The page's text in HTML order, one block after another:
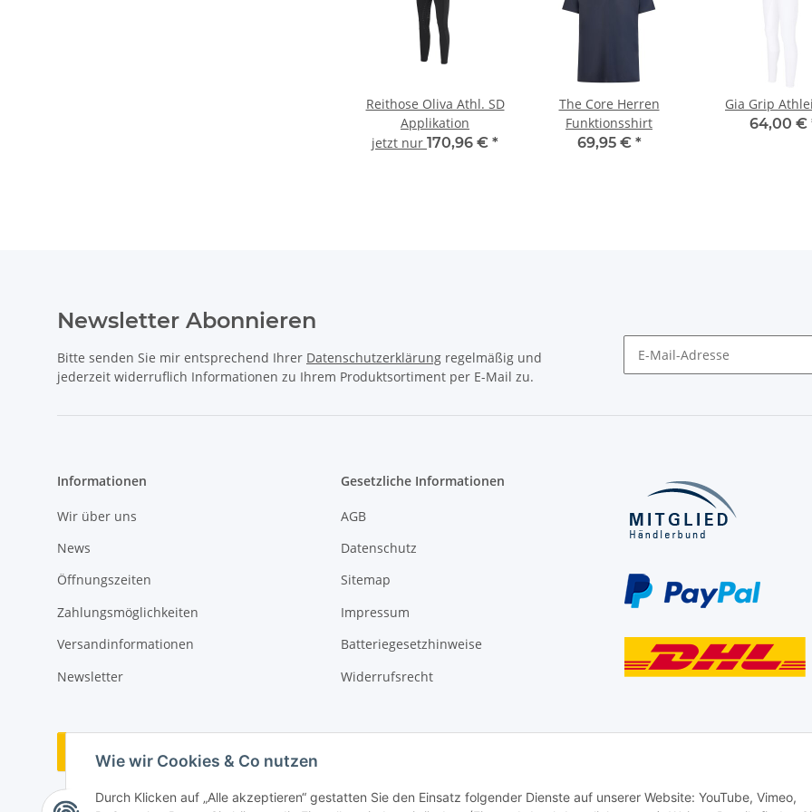
Wie wir Cookies & Co nutzen
Durch Klicken auf „Alle akzeptieren“ gestatten Sie den Einsatz folgender Dienste auf unserer Website: YouTube, Vimeo,
Reithose Oliva Athl. SD
Applikation
jetzt nur 170,96 € *
The Core Herren
Funktionsshirt
69,95 € *
Gia Grip
64,00 €
Newsletter Abonnieren
Bitte senden Sie mir entsprechend Ihrer Datenschutzerklärung regelmäßig und
jederzeit widerruflich Informationen zu Ihrem Produktsortiment per E-Mail zu.
Informationen
Wir über uns
News
Öffnungszeiten
Zahlungsmöglichkeiten
Versandinformationen
Newsletter
Gesetzliche Informationen
AGB
Datenschutz
Sitemap
Impressum
Batteriegesetzhinweise
Widerrufsrecht
Vertrag widerrufen